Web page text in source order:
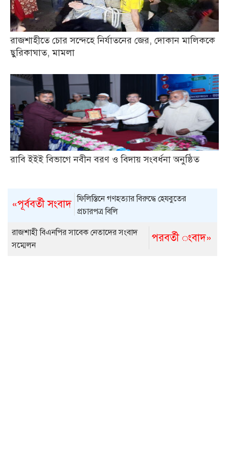
রাজশাহীতে চোর সন্দেহে নির্যাতনের জের, দোকান মালিককে
ছুরিকাঘাত, মামলা
রাবি ইইই বিভাগে নবীন বরণ ও বিদায় সংবর্ধনা অনুষ্ঠিত
«পূর্ববর্তী সংবাদ ফিলিস্তিনে গণহত্যার বিরুদ্ধে হেযবুতের
প্রচারপত্র বিলি
পরবর্তী ংবাদ»
রাজশাহী বিএনপির সাবেক নেতাদের সংবাদ
সম্মেলন